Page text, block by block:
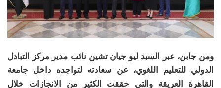
ومن جابن، عبر السيد ليو جيان تشين نائب مدير مركز التبادل
الدولي للتعليم اللغوي، عن سعادته لتواجده داخل جامعة
القاهرة العريقة والتي حققت الكثير من الانجازات خلال